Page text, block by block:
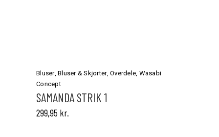
flere
varianter.
Mulighederne
kan
Bluser,Bluser & Skjorter,Overdele, Wasabi
Concept
SAMANDA STRIK 1
299,95 kr.